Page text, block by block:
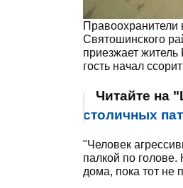
Правоохранители
Святошинского
приезжает житель
гость начал
Читайте на
столичных
"Человек
палкой по
дома, пока тот не